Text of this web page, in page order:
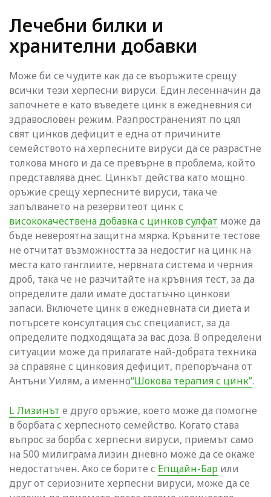
Лечебни билки и
хранителни добавки
Може би се чудите как да се въоръжите срещу
всички тези херпесни вируси. Един лесенначин да
започнете е като въведете цинк в ежедневния си
здравословен режим. Разпространеният по цял
свят цинков дефицит е една от причините
семейството на херпесните вируси да се разрастне
толкова много и да се превърне в проблема, който
представлява днес. Цинкът действа като мощно
оръжие срещу херпесните вируси, така че
запълването на резервитеот цинк с
висококачествена добавка с цинков сулфат може да
бъде невероятна защитна мярка. Кръвните тестове
не отчитат възможността за недостиг на цинк на
места като ганглиите, нервната система и черния
дроб, така че не разчитайте на кръвния тест, за да
определите дали имате достатъчно цинкови
запаси. Включете цинк в ежедневната си диета и
потърсете консултация със специалист, за да
определите подходящата за вас доза. В определени
ситуации може да прилагате най-добрата техника
за справяне с цинковия дефицит, препоръчана от
Антъни Уилям, а именно“Шокова терапия с цинк”.
L Лизинът е друго оръжие, което може да помогне
в борбата с херпесното семейство. Когато става
въпрос за борба с херпесни вируси, приемът само
на 500 милиграма лизин дневно може да се окаже
недостатъчен. Ако се борите с Епщайн-Бар или
друг от сериозните херпесни вируси, може да се